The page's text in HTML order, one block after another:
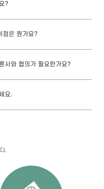
?
점은 뭔가요?
사와 협의가 필요한가요?
요.
.